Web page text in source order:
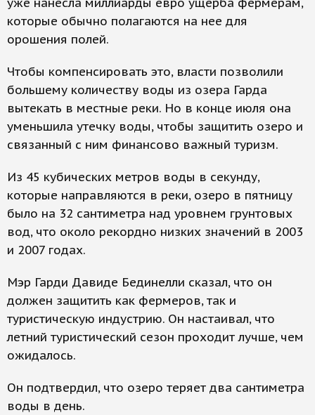
уже нанесла миллиарды евро ущерба фермерам,
которые обычно полагаются на нее для
орошения полей.
Чтобы компенсировать это, власти позволили
большему количеству воды из озера Гарда
вытекать в местные реки. Но в конце июля она
уменьшила утечку воды, чтобы защитить озеро и
связанный с ним финансово важный туризм.
Из 45 кубических метров воды в секунду,
которые направляются в реки, озеро в пятницу
было на 32 сантиметра над уровнем грунтовых
вод, что около рекордно низких значений в 2003
и 2007 годах.
Мэр Гарди Давиде Бединелли сказал, что он
должен защитить как фермеров, так и
туристическую индустрию. Он настаивал, что
летний туристический сезон проходит лучше, чем
ожидалось.
Он подтвердил, что озеро теряет два сантиметра
воды в день.